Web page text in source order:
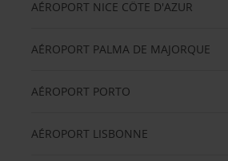
AÉROPORT NICE CÖTE D'AZUR
AÉROPORT PALMA DE MAJORQUE
AÉROPORT PORTO
AÉROPORT LISBONNE